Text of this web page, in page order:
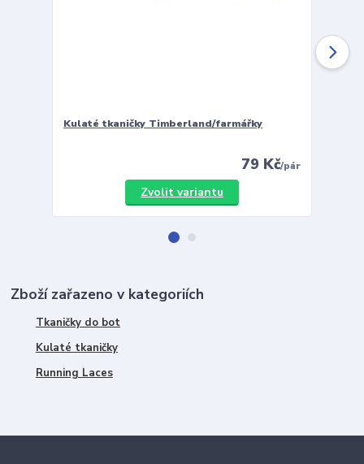
Kulaté tkaničky Timberland/farmářky
79 Kč/pár
Zvolit variantu
Zboží zařazeno v kategoriích
Tkaničky do bot
Kulaté tkaničky
Running Laces